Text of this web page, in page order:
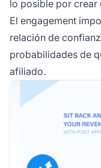
lo posible por crear
El engagement
relación de
probabilidades de
afiliado.